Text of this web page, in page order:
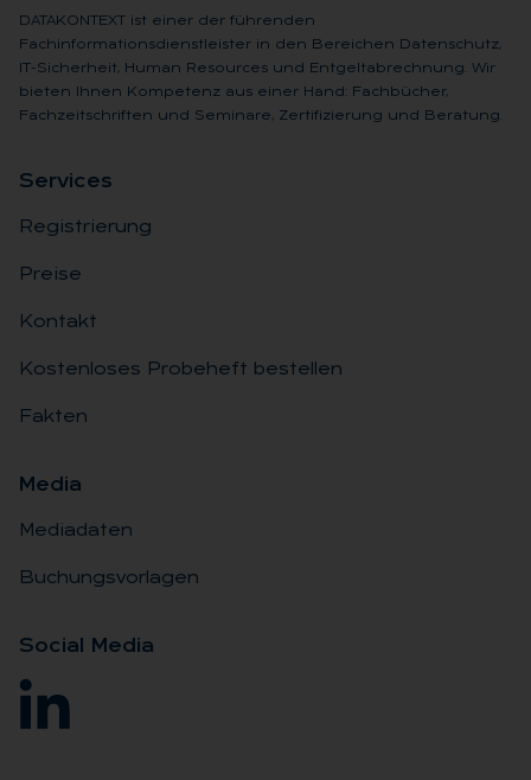
DATAKONTEXT ist einer der führenden
Fachinformationsdienstleister in den Bereichen Datenschutz,
IT-Sicherheit, Human Resources und Entgeltabrechnung. Wir
bieten Ihnen Kompetenz aus einer Hand: Fachbücher,
Fachzeitschriften und Seminare, Zertifizierung und Beratung.
Ser­vices
Registrierung
Preise
Kontakt
Kostenloses Probeheft bestellen
Fakten
Me­dia
Mediadaten
Buchungsvorlagen
So­ci­al Me­dia